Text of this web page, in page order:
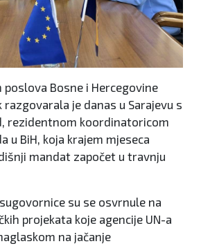
Bosne i Hercegovine
razgovarala je danas u Sarajevu s
rezidentnom koordinatoricom
u BiH, koja krajem mjeseca
mandat započet u travnju
su se osvrnule na
projekata koje agencije UN-a
na jačanje